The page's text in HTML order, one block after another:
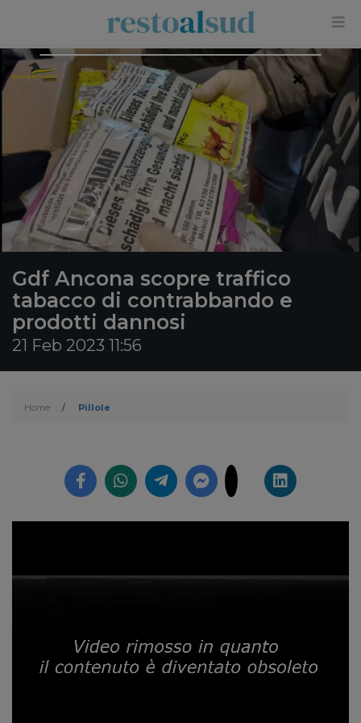
Gdf Ancona scopre traffico
tabacco di contrabbando e
prodotti dannosi
21 Feb 2023 11:56
Home / Pillole
×